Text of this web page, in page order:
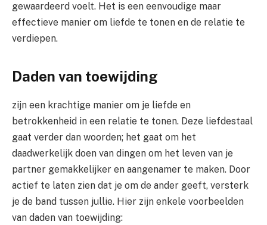
gewaardeerd voelt. Het is een eenvoudige maar
effectieve manier om liefde te tonen en de relatie te
verdiepen.
Daden van toewijding
zijn een krachtige manier om je liefde en
betrokkenheid in een relatie te tonen. Deze liefdestaal
gaat verder dan woorden; het gaat om het
daadwerkelijk doen van dingen om het leven van je
partner gemakkelijker en aangenamer te maken. Door
actief te laten zien dat je om de ander geeft, versterk
je de band tussen jullie. Hier zijn enkele voorbeelden
van daden van toewijding: